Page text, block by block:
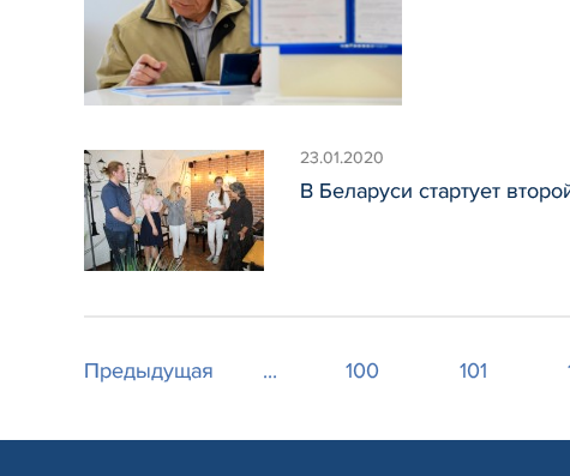
23.01.2020
В Беларуси стартует
Предыдущая ... 100 101